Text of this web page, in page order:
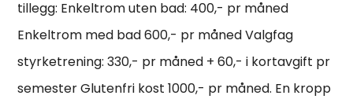
tillegg: Enkeltrom uten bad: 400,- pr måned
Enkeltrom med bad 600,- pr måned Valgfag
styrketrening: 330,- pr måned + 60,- i kortavgift pr
semester Glutenfri kost 1000,- pr måned. En kropp